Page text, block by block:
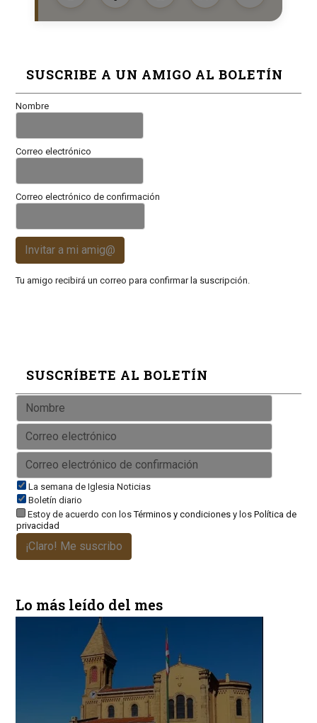
SUSCRIBE A UN AMIGO AL BOLETÍN
Nombre
Correo electrónico
Correo electrónico de confirmación
Invitar a mi amig@
Tu amigo recibirá un correo para confirmar la suscripción.
SUSCRÍBETE AL BOLETÍN
La semana de Iglesia Noticias
Boletín diario
Estoy de acuerdo con losTérminos y condicionesy los Política de
privacidad
¡Claro! Me suscribo
Lo más leído del mes